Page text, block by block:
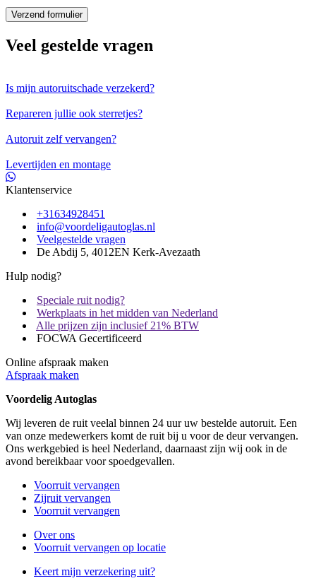
Veel gestelde vragen
Is mijn autoruitschade verzekerd?
Repareren jullie ook sterretjes?
Autoruit zelf vervangen?
Levertijden en montage
Klantenservice
+31634928451
info@voordeligautoglas.nl
Veelgestelde vragen
De Abdij 5, 4012EN Kerk-Avezaath
Hulp nodig?
Speciale ruit nodig?
Werkplaats in het midden van Nederland
Alle prijzen zijn inclusief 21% BTW
FOCWA Gecertificeerd
Online afspraak maken
Afspraak maken
Voordelig Autoglas
Wij leveren de ruit veelal binnen 24 uur uw bestelde autoruit. Een
van onze medewerkers komt de ruit bij u voor de deur vervangen.
Ons werkgebied is heel Nederland, daarnaast zijn wij ook in de
avond bereikbaar voor spoedgevallen.
Voorruit vervangen
Zijruit vervangen
Voorruit vervangen
Over ons
Voorruit vervangen op locatie
Keert mijn verzekering uit?